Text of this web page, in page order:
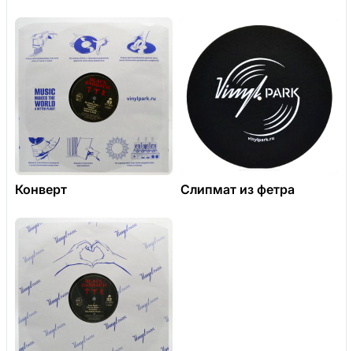
Конверт Слипмат из фетра